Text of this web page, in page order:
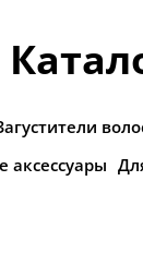
аксессуары